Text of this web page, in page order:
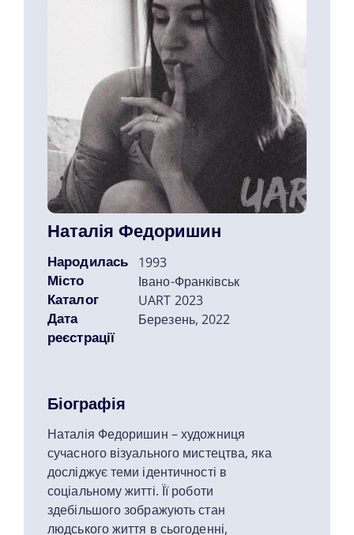
Наталія Федоришин
Народилась 1993
Місто Івано-Франківськ
Каталог UART 2023
Дата
реєстрації
Березень, 2022
Біографія
Наталія Федоришин – художниця
сучасного візуального мистецтва, яка
досліджує теми ідентичності в
соціальному житті. Її роботи
здебільшого зображують стан
людського життя в сьогоденні,